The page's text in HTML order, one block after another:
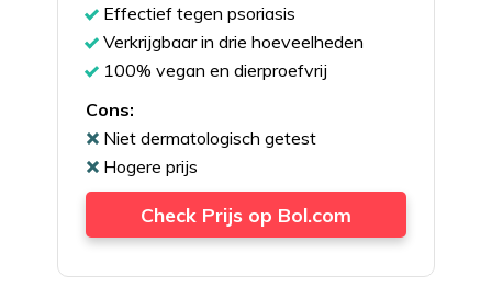
Effectief tegen psoriasis
Verkrijgbaar in drie hoeveelheden
100% vegan en dierproefvrij
Cons:
Niet dermatologisch getest
Hogere prijs
Check Prijs op Bol.com